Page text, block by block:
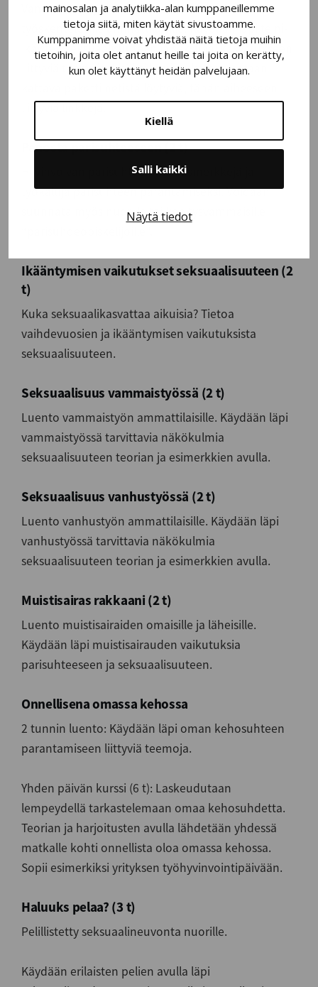
mainosalan ja analytiikka-alan kumppaneillemme
tietoja siitä, miten käytät sivustoamme.
Kumppanimme voivat yhdistää näitä tietoja muihin
tietoihin, joita olet antanut heille tai joita on kerätty,
kun olet käyttänyt heidän palvelujaan.
Kiellä
Salli kaikki
Näytä tiedot
Vanhemmille ja teini-ikäisten kanssa
työskenteleville ammattilaisille. Käydään läpi teini-
ikäisten seksuaalisuuteen ja seksuaalikasvatukseen
liittyviä teemoja. Lisäksi koulutuksessa jaetaan
liittyviä linkkejä.
Panosta parisuhteeseen (2 t)
Hyvinvoivan parisuhteen tunnusmerkkejä ja
työkaluja parisuhteen parantamiseksi. Voidaan
suunnata myös nuorille tai kehitysvammaisille
Ikääntymisen vaikutukset seksuaalisuuteen (2
t)
Kuka seksuaalikasvattaa aikuisia? Tietoa
vaihdevuosien ja ikääntymisen vaikutuksista
seksuaalisuuteen.
Seksuaalisuus vammaistyössä (2 t)
Luento vammaistyön ammattilaisille. Käydään läpi
vammaistyössä tarvittavia näkökulmia
seksuaalisuuteen teorian ja esimerkkien avulla.
Seksuaalisuus vanhustyössä (2 t)
Luento vanhustyön ammattilaisille. Käydään läpi
vanhustyössä tarvittavia näkökulmia
seksuaalisuuteen teorian ja esimerkkien avulla.
Muistisairas rakkaani (2 t)
Luento muistisairaiden omaisille ja läheisille.
Käydään läpi muistisairauden vaikutuksia
parisuhteeseen ja seksuaalisuuteen.
Onnellisena omassa kehossa
2 tunnin luento: Käydään läpi oman kehosuhteen
parantamiseen liittyviä teemoja.
Yhden päivän kurssi (6 t): Laskeudutaan
lempeydellä tarkastelemaan omaa kehosuhdetta.
Teorian ja harjoitusten avulla lähdetään yhdessä
matkalle kohti onnellista oloa omassa kehossa.
Sopii esimerkiksi yrityksen työhyvinvointipäivään.
Haluuks pelaa? (3 t)
Pelillistetty seksuaalineuvonta nuorille.
Käydään erilaisten pelien avulla läpi